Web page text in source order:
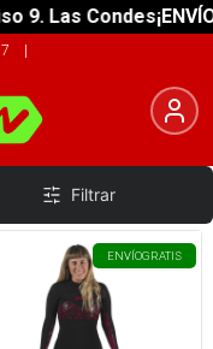
9. Las Condes
|
Filtrar
ENVÍOGRATIS